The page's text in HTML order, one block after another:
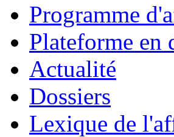
Programme
Plateforme en
Actualité
Dossiers
Lexique de